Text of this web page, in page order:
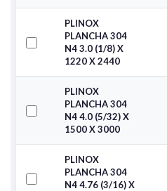
PLINOX
PLANCHA 304
N4 3.0 (1/8) X
1220 X 2440
PLINOX
PLANCHA 304
N4 4.0 (5/32) X
1500 X 3000
PLINOX
PLANCHA 304
N4 4.76 (3/16) X